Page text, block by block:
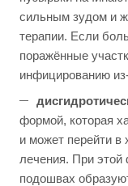
сильным зудом и
терапии. Если
поражённые
инфицированию
формой, которая
и может перейти в
лечения. При этой
подошвах